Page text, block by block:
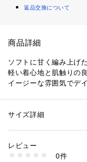
返品交換について
商品詳細
ソフトに甘く編み上げ
軽い着心地と肌触りの
イージーな雰囲気でデ
なカジュアルウエアを
幼少期から世界中の良
性別：レディース
素材：コットン100％
洗濯：手洗い、漂白不可、
不可、ドライ不可、ウエッ
サイズ詳細
レビュー
0件